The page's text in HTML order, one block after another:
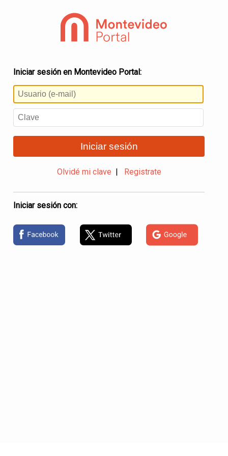
Iniciar sesión en Montevideo Portal:
Iniciar sesión
Olvidé mi clave Registrate
Iniciar sesión con: